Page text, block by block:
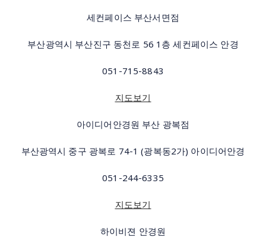
세컨페이스 부산서면점
부산광역시 부산진구 동천로 56 1층 세컨페이스 안경
051-715-8843
지도보기
아이디어안경원 부산 광복점
부산광역시 중구 광복로 74-1 (광복동2가) 아이디어안경
051-244-6335
지도보기
하이비젼 안경원